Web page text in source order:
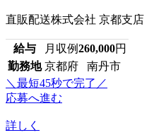
直販配送株式会社 京都支店
給与 月収例260,000円
勤務地 京都府 南丹市
＼最短45秒で完了／
応募へ進む
詳しく